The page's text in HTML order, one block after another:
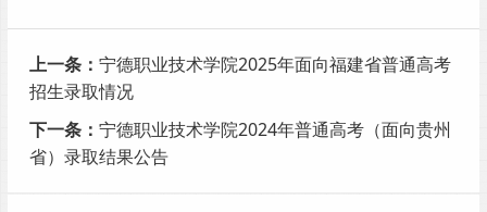
上一条： 宁德职业技术学院2025年面向福建省普通高考
招生录取情况
下一条： 宁德职业技术学院2024年普通高考（面向贵州
省）录取结果公告